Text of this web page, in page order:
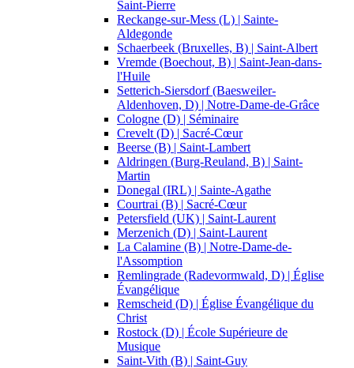
Saint-Pierre
Reckange-sur-Mess (L) | Sainte-
Aldegonde
Schaerbeek (Bruxelles, B) | Saint-Albert
Vremde (Boechout, B) | Saint-Jean-dans-
l'Huile
Setterich-Siersdorf (Baesweiler-
Aldenhoven, D) | Notre-Dame-de-Grâce
Cologne (D) | Séminaire
Crevelt (D) | Sacré-Cœur
Beerse (B) | Saint-Lambert
Aldringen (Burg-Reuland, B) | Saint-
Martin
Donegal (IRL) | Sainte-Agathe
Courtrai (B) | Sacré-Cœur
Petersfield (UK) | Saint-Laurent
Merzenich (D) | Saint-Laurent
La Calamine (B) | Notre-Dame-de-
l'Assomption
Remlingrade (Radevormwald, D) | Église
Évangélique
Remscheid (D) | Église Évangélique du
Christ
Rostock (D) | École Supérieure de
Musique
Saint-Vith (B) | Saint-Guy